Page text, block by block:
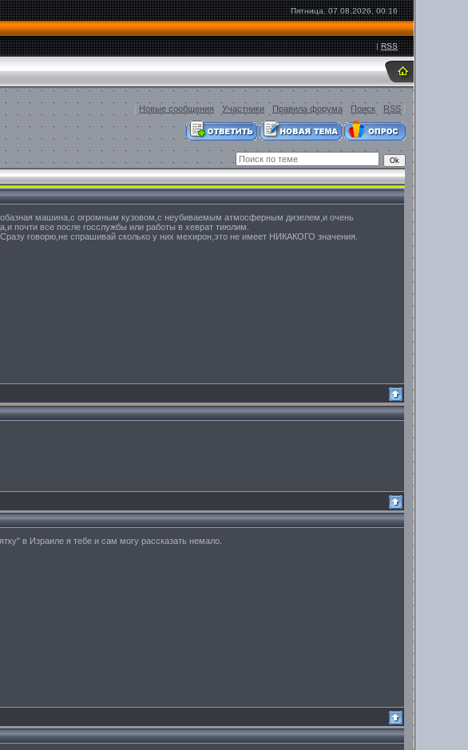
Пятница, 07.08.2026, 00:16
|RSS
[ Новые сообщения Участники Правила форума Поиск RSS ]
машина,с огромным кузовом,с неубиваемым атмосферным дизелем,и очень
почти все после госслужбы или работы в хеврат тиюлим.
говорю,не спрашивай сколько у них мехирон,это не имеет НИКАКОГО значения.
в Израиле я тебе и сам могу рассказать немало.